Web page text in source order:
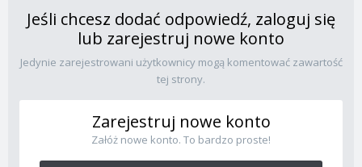
Jeśli chcesz dodać odpowiedź, zaloguj się
lub zarejestruj nowe konto
Jedynie zarejestrowani użytkownicy mogą komentować zawartość
tej strony.
Zarejestruj nowe konto
Załóż nowe konto. To bardzo proste!